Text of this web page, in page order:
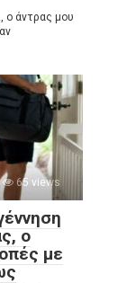
ο άντρας μου
65 views
ο
με